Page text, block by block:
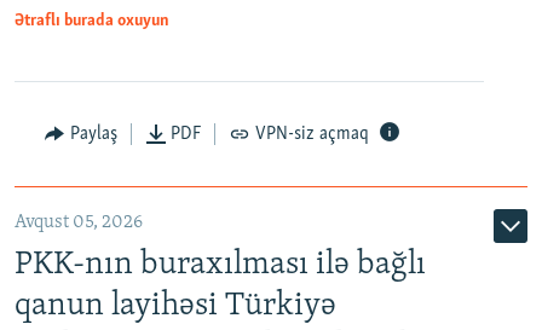
Ətraflı burada oxuyun
Paylaş PDF VPN-siz açmaq
Avqust 05, 2026
PKK-nın buraxılması ilə bağlı
qanun layihəsi Türkiyə